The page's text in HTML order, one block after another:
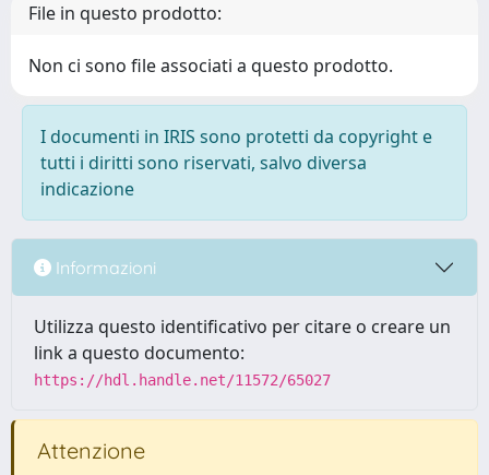
File in questo prodotto:
Non ci sono file associati a questo prodotto.
I documenti in IRIS sono protetti da copyright e
tutti i diritti sono riservati, salvo diversa
indicazione
Informazioni
Utilizza questo identificativo per citare o creare un
link a questo documento:
https://hdl.handle.net/11572/65027
Attenzione